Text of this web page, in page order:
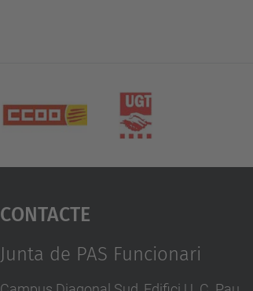
Contacte
Junta de PAS Funcionari